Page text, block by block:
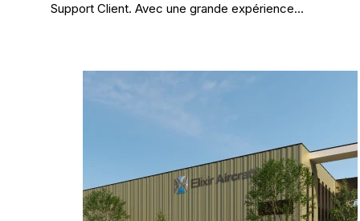
Support Client. Avec une grande expérience…